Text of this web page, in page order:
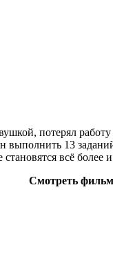
потерял
13
становятся всё
Смотреть